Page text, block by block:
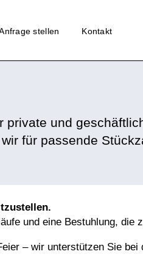
stellen Kontakt
und
für passende
und eine Bestuhlung, die
– wir unterstützen Sie bei